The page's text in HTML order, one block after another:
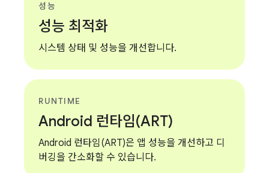
성능
성능 최적화
시스템 상태 및 성능을 개선합니다.
RUNTIME
Android 런타임(ART)
Android 런타임(ART)은 앱 성능을 개선하고 디
버깅을 간소화할 수 있습니다.